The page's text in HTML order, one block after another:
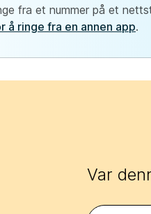
fra et nummer på et
å ringe fra en annen app.
Var